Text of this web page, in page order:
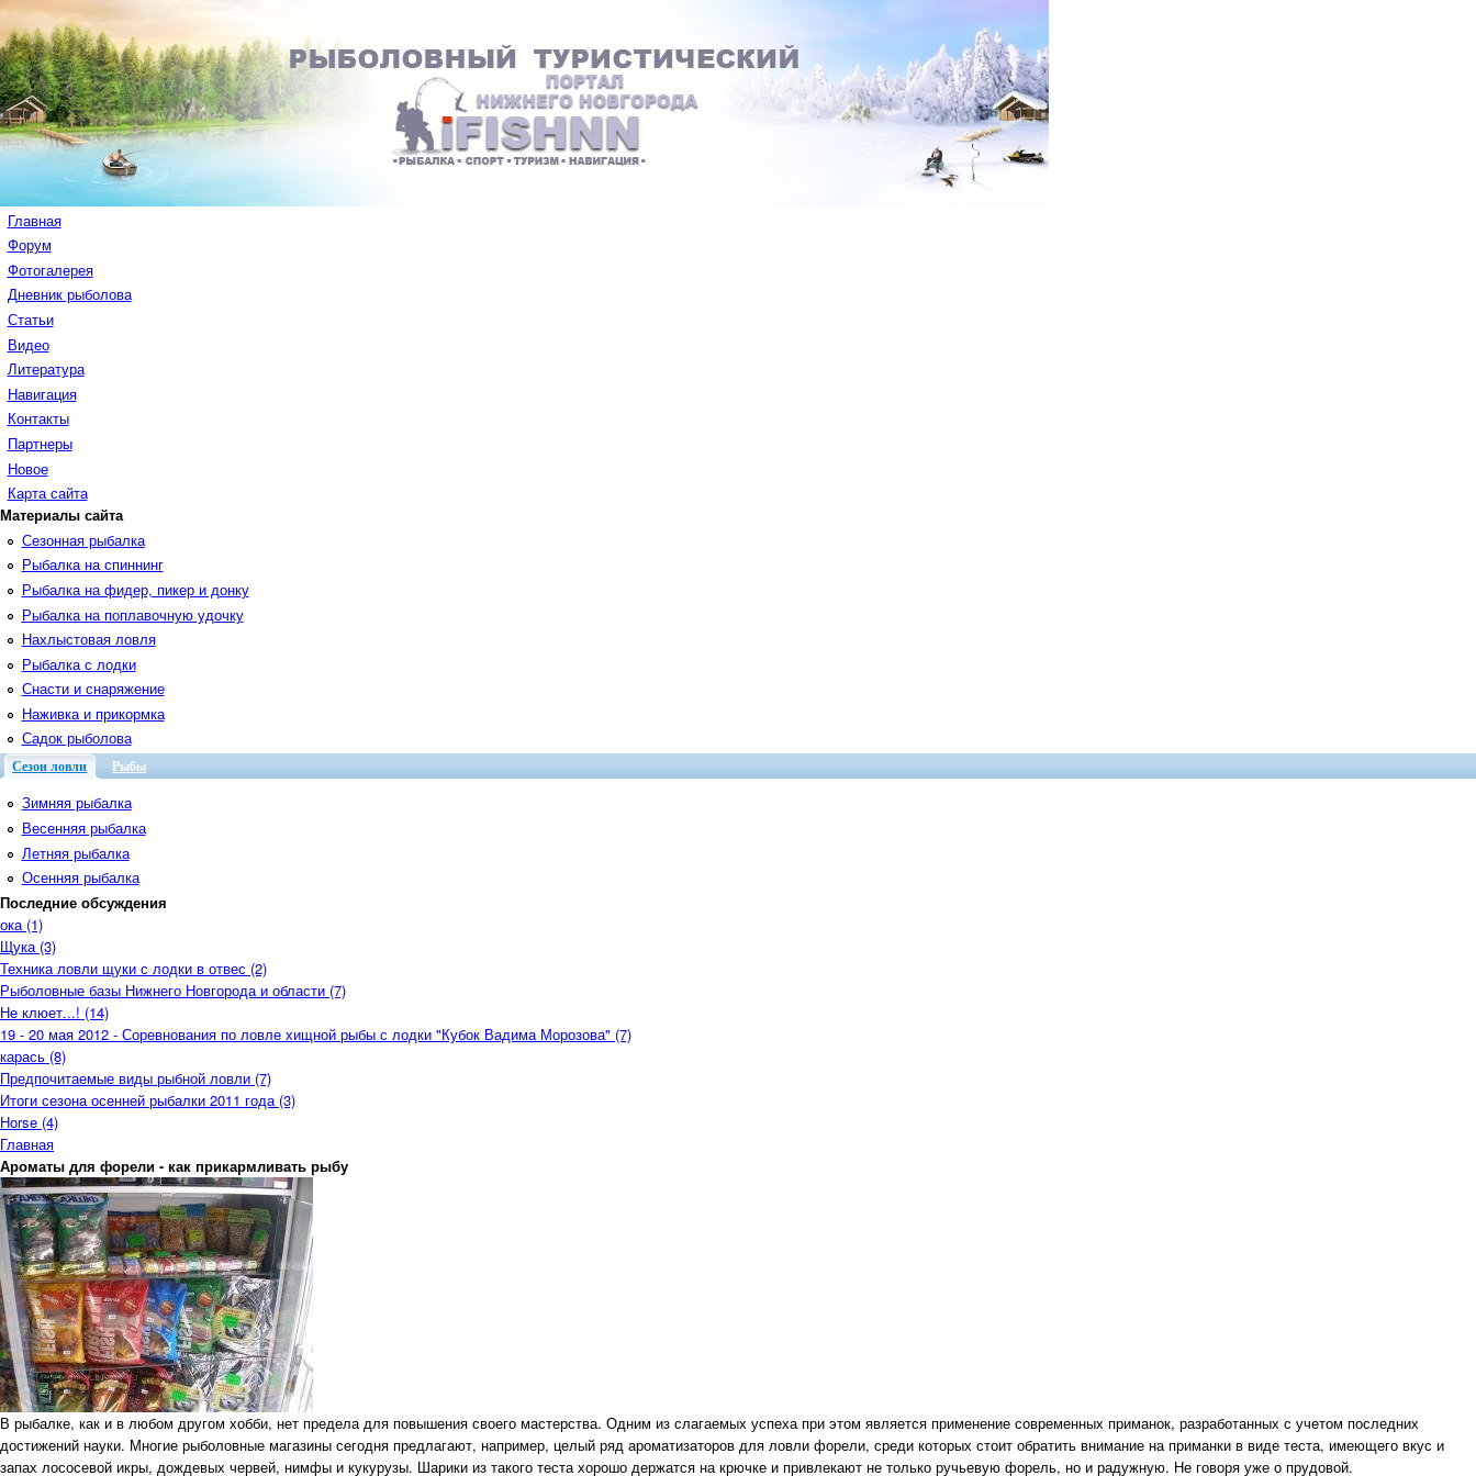
Главная
Форум
Фотогалерея
Дневник рыболова
Статьи
Видео
Литература
Навигация
Контакты
Партнеры
Новое
Карта сайта
Материалы сайта
Сезонная рыбалка
Рыбалка на спиннинг
Рыбалка на фидер, пикер и донку
Рыбалка на поплавочную удочку
Нахлыстовая ловля
Рыбалка с лодки
Снасти и снаряжение
Наживка и прикормка
Садок рыболова
Сезон ловли Рыбы
Зимняя рыбалка
Весенняя рыбалка
Летняя рыбалка
Осенняя рыбалка
Последние обсуждения
ока (1)
Щука (3)
Техника ловли щуки с лодки в отвес (2)
Рыболовные базы Нижнего Новгорода и области (7)
Не клюет...! (14)
19 - 20 мая 2012 - Соревнования по ловле хищной рыбы с лодки "Кубок Вадима Морозова" (7)
карась (8)
Предпочитаемые виды рыбной ловли (7)
Итоги сезона осенней рыбалки 2011 года (3)
Horse (4)
Главная
Ароматы для форели - как прикармливать рыбу
В рыбалке, как и в любом другом хобби, нет предела для повышения своего мастерства. Одним из слагаемых успеха при этом является применение современных приманок, разработанных с учетом последних
достижений науки. Многие рыболовные магазины сегодня предлагают, например, целый ряд ароматизаторов для ловли форели, среди которых стоит обратить внимание на приманки в виде теста, имеющего вкус и
запах лососевой икры, дождевых червей, нимфы и кукурузы. Шарики из такого теста хорошо держатся на крючке и привлекают не только ручьевую форель, но и радужную. Не говоря уже о прудовой.